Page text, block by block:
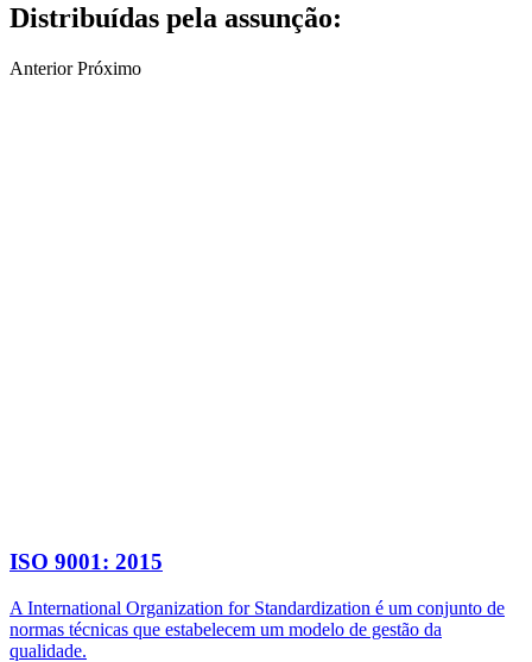
Distribuídas pela assunção:
Anterior Próximo
ISO 9001: 2015
A International Organization for Standardization é um conjunto de
normas técnicas que estabelecem um modelo de gestão da
qualidade.